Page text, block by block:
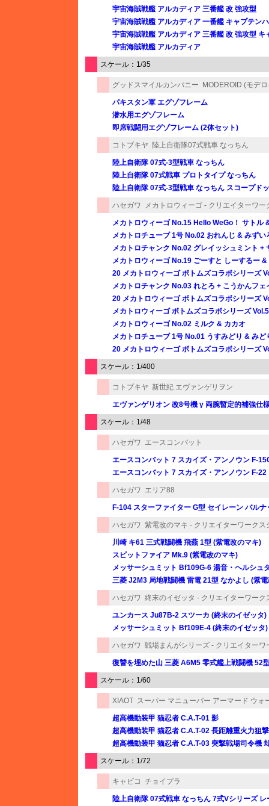
宇宙海賊戦艦 アルカディア 三番艦 改 強攻型
宇宙海賊戦艦 アルカディア 一番艦 キャプテン
宇宙海賊戦艦 アルカディア 三番艦 改 強攻型
宇宙海賊戦艦 アルカディア
スケール：1/35
グッドスマイルカンパニー MODEROID (モデ
パキスタン軍 エグゾフレーム
潜水用エグゾフレーム
即席戦闘用エグゾフレーム (2体セット)
コトブキヤ 陸上自衛隊07式戦車 なっちん
陸上自衛隊 07式-3型戦車 なっちん
陸上自衛隊 07式戦車 プロトタイプ なっちん
陸上自衛隊 07式-3型戦車 なっちん スコープド
ハセガワ メカトロウィーゴ - クリエイターワー
メカトロウィーゴ No.15 Hello WeGo！ サトル
メカトロチューブ 1号 No.02 おれんじ & みずい
メカトロチャンク No.02 グレイッシュミント +
メカトロウィーゴ No.19 ごーすと しーするー &
20 メカトロウィーゴ ボトムズコラボシリーズ
メカトロチャンク No.03 れとろ + こうかんフェ
20 メカトロウィーゴ ボトムズコラボシリーズ
メカトロウィーゴ ボトムズコラボシリーズ
メカトロウィーゴ No.02 ミルク & カカオ
メカトロチューブ 1号 No.01 うすみどり & みど
20 メカトロウィーゴ ボトムズコラボシリーズ
スケール：1/400
コトブキヤ 新世紀 エヴァンゲリヲン
エヴァンゲリオン 改8号機 γ 両腕暫定的補強仕
スケール：1/48
ハセガワ エースコンバット
エースコンバット 7 スカイズ・アンノウン F-
エースコンバット 7 スカイズ・アンノウン F-
ハセガワ エリア88
F-104 スターファイター G型 セイレーン バル
ハセガワ 紫電改のマキ - クリエイターワークス
川崎 キ61 三式戦闘機 飛燕 1型 (紫電改のマキ)
スピットファイア Mk.9 (紫電改のマキ)
メッサーシュミット Bf109G-6 湯音・ヘルシュ
三菱 J2M3 局地戦闘機 雷電 21型 なかよし (紫
ハセガワ 終末のイゼッタ - クリエイターワーク
ユンカース Ju87B-2 スツーカ (終末のイゼッタ)
メッサーシュミット Bf109E-4 (終末のイゼッタ)
ハセガワ 戦場まんがシリーズ - クリエイターワ
復讐を埋めた山 三菱 A6M5 零式艦上戦闘機 52
スケール：1/60
XIAOT スーパー マニューバー アーマード ウォ
超高機動装甲 猫忍者 C.A.T-01 影
超高機動装甲 猫忍者 C.A.T-02 長距離重火力狙
超高機動装甲 猫忍者 C.A.T-03 突撃戦場司令機
スケール：1/72
キャビコ チョイプラ
陸上自衛隊 07式戦車 なっちん 7式Vシリーズ